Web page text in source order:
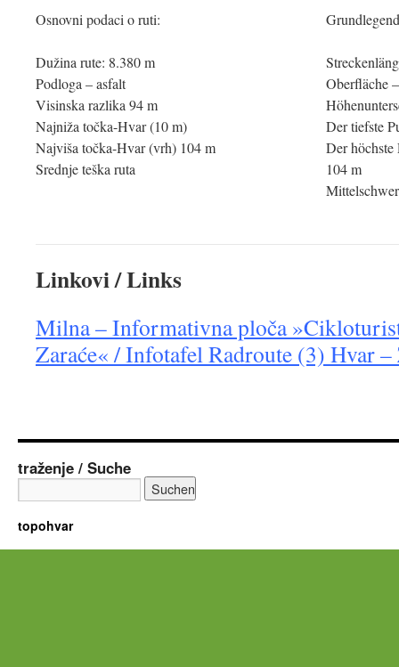
Osnovni podaci o ruti:
Dužina rute: 8.380 m
Podloga – asfalt
Visinska razlika 94 m
Najniža točka-Hvar (10 m)
Najviša točka-Hvar (vrh) 104 m
Srednje teška ruta
Oberfläche
Der tiefste
Der höchste
104 m
Linkovi / Links
Milna – Informativna ploča
Zaraće« / Infotafel Radroute (3) Hvar –
traženje / Suche
topohvar